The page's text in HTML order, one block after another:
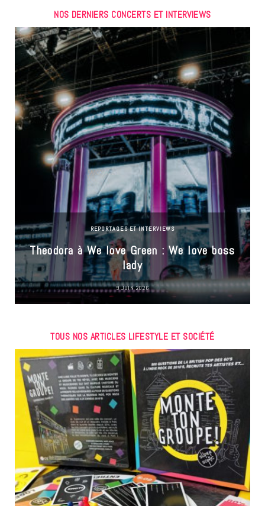
NOS DERNIERS CONCERTS ET INTERVIEWS
REPORTAGES ET INTERVIEWS
Theodora à We love Green : We love boss
lady
9 JUIN 2026
TOUS NOS ARTICLES LIFESTYLE ET SOCIÉTÉ